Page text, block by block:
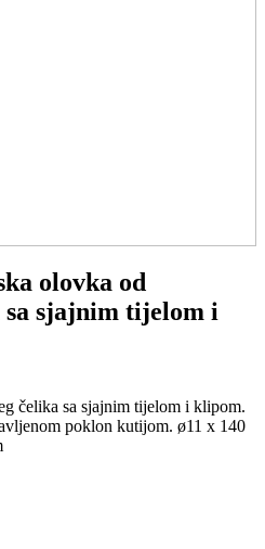
olovka od
sjajnim tijelom i
čelika sa sjajnim tijelom i klipom.
poklon kutijom. ø11 x 140